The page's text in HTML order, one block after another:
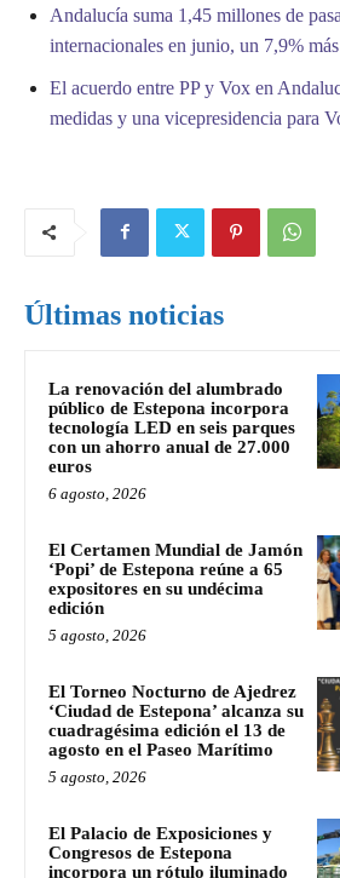
Andalucía suma 1,45 millones de
internacionales en junio, un 7,9%
El acuerdo entre PP y Vox en
medidas y una vicepresidencia para
Últimas noticias
La renovación del alumbrado
público de Estepona incorpora
tecnología LED en seis parques
con un ahorro anual de 27.000
euros
6 agosto, 2026
El Certamen Mundial de Jamón
‘Popi’ de Estepona reúne a 65
expositores en su undécima
edición
5 agosto, 2026
El Torneo Nocturno de Ajedrez
‘Ciudad de Estepona’ alcanza su
cuadragésima edición el 13 de
agosto en el Paseo Marítimo
5 agosto, 2026
El Palacio de Exposiciones y
Congresos de Estepona
incorpora un rótulo iluminado